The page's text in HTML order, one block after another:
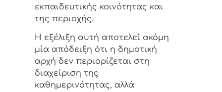
εκπαιδευτικής κοινότητας και
της περιοχής.
Η εξέλιξη αυτή αποτελεί ακόμη
μία απόδειξη ότι η δημοτική
αρχή δεν περιορίζεται στη
διαχείριση της
καθημερινότητας, αλλά